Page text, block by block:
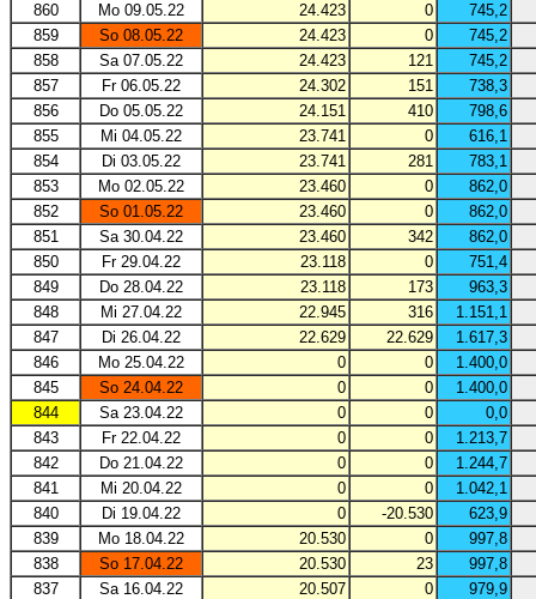
860
Mo 09.05.22 24.423 0
745,2
859
So 08.05.22 24.423 0
745,2
858
Sa 07.05.22 24.423 121
745,2
857
Fr 06.05.22 24.302 151
738,3
856
Do 05.05.22 24.151 410
798,6
855
Mi 04.05.22 23.741 0
616,1
854
Di 03.05.22 23.741 281
783,1
853
Mo 02.05.22 23.460 0
862,0
852
So 01.05.22 23.460 0
862,0
851
Sa 30.04.22 23.460 342
862,0
850
Fr 29.04.22 23.118 0
751,4
849
Do 28.04.22 23.118 173
963,3
848
Mi 27.04.22 22.945 316
1.151,1
847
Di 26.04.22 22.629 22.629
1.617,3
846
Mo 25.04.22 0 0
1.400,0
845
So 24.04.22 0 0
1.400,0
844
Sa 23.04.22 0 0
0,0
843
Fr 22.04.22 0 0
1.213,7
842
Do 21.04.22 0 0
1.244,7
841
Mi 20.04.22 0 0
1.042,1
840
Di 19.04.22 0 -20.530
623,9
839
Mo 18.04.22 20.530 0
997,8
838
So 17.04.22 20.530 23
997,8
837
Sa 16.04.22 20.507 0
979,9